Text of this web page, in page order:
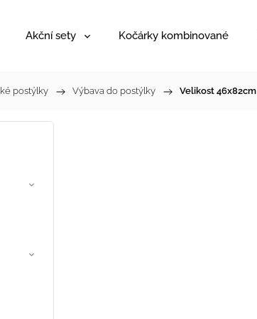
Akční sety Kočárky kombinované
postýlky / Výbava do postýlky / Velikost 46x82cm